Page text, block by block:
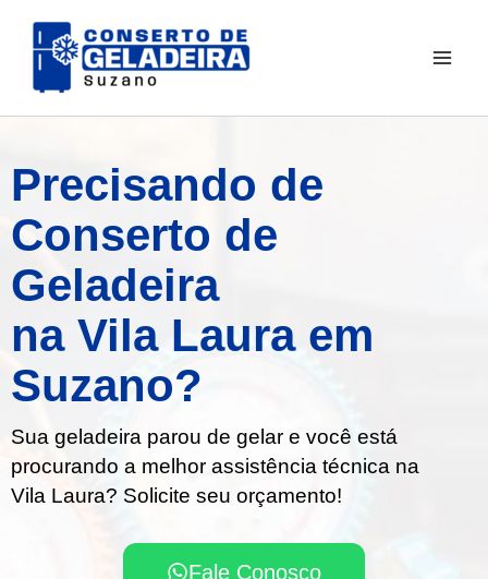
para
Precisando de
Conserto de
Geladeira
na Vila Laura em
Suzano?
Sua geladeira parou de gelar e você está
procurando a melhor assistência técnica na
Vila Laura? Solicite seu orçamento!
Fale Conosco